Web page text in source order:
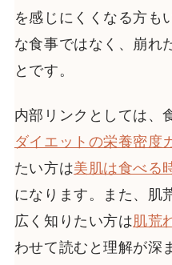
を感じにくくなる方も
な食事ではなく、崩れ
とです。
内部リンクとしては、
ダイエットの栄養密度
たい方は美肌は食べる
になります。また、肌
広く知りたい方は肌荒
わせて読むと理解が深